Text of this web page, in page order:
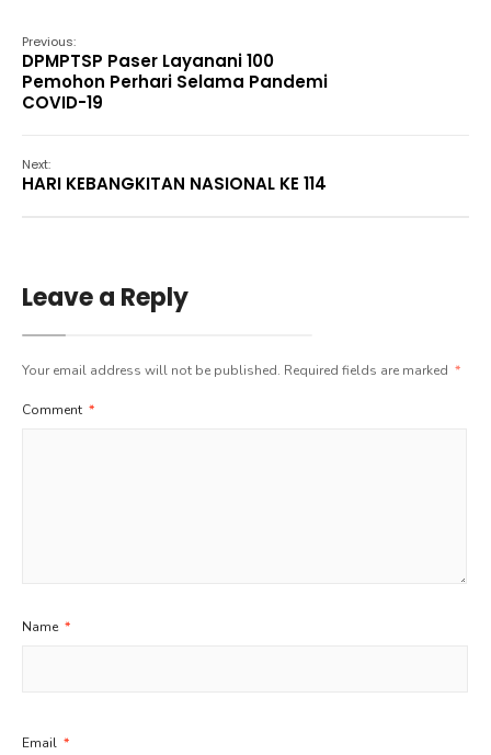
Previous:
DPMPTSP Paser Layanani 100
Pemohon Perhari Selama Pandemi
COVID-19
Next:
HARI KEBANGKITAN NASIONAL KE 114
Leave a Reply
Your email address will not be published. Required fields are marked *
Comment *
Name *
Email *